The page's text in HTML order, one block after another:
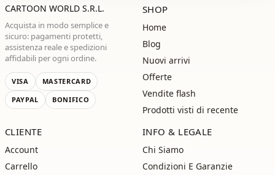
CARTOON WORLD S.R.L.
Acquista in modo semplice e
sicuro: pagamenti protetti,
assistenza reale e spedizioni
affidabili per ogni ordine.
VISA
MASTERCARD
PAYPAL
BONIFICO
SHOP
Home
Blog
Nuovi arrivi
Offerte
Vendite flash
Prodotti visti di recente
CLIENTE
Account
Carrello
INFO & LEGALE
Chi Siamo
Condizioni E Garanzie